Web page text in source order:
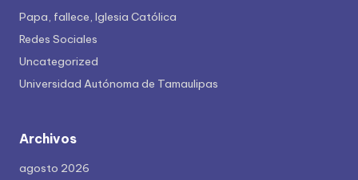
Papa, fallece, Iglesia Católica
Redes Sociales
Uncategorized
Universidad Autónoma de Tamaulipas
Archivos
agosto 2026